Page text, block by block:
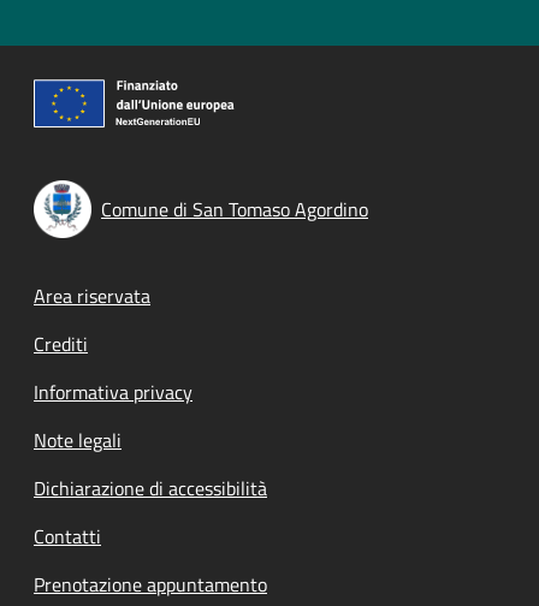
Comune di San Tomaso Agordino
Footer menu
Area riservata
Crediti
Informativa privacy
Note legali
Dichiarazione di accessibilità
Contatti
Prenotazione appuntamento